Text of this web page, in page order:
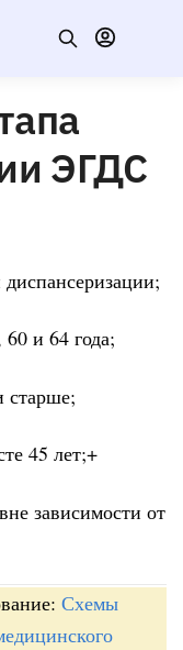
ЭГДС
и 64 года;
45 лет;+
зависимости от
Схемы